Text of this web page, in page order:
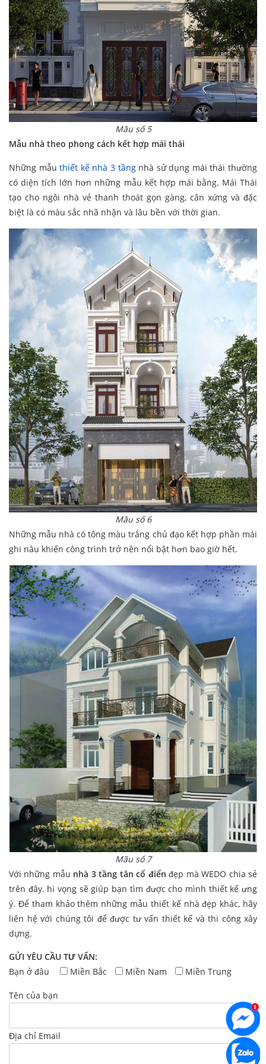
Mãu số 5
Mẫu nhà theo phong cách kết hợp mái thái
Những mẫuthiết kế nhà 3 tầngnhà sử dụng mái thái thường
có diện tích lớn hơn những mẫu kết hợp mái bằng. Mái Thái
tạo cho ngôi nhà vẻ thanh thoát gọn gàng, cân xứng và đặc
biệt là có màu sắc nhã nhặn và lâu bền với thời gian.
Mãu số 6
Những mẫu nhà có tông màu trắng chủ đạo kết hợp phần mái
ghi nâu khiến công trình trở nên nổi bật hơn bao giờ hết.
Mãu số 7
Với những mẫu nhà 3 tầng tân cổ điển đẹp mà WEDO chia sẻ
trên đây. hi vọng sẽ giúp bạn tìm được cho mình thiết kế ưng
ý. Để tham khảo thêm những mẫu thiết kế nhà đẹp khác, hãy
liên hệ với chúng tôi để được tư vấn thiết kế và thi công xây
dựng.
GỬI YÊU CẦU TƯ VẤN:
Bạn ở đâu
Miền Bắc Miền Nam Miền Trung
Tên của bạn
Địa chỉ Email